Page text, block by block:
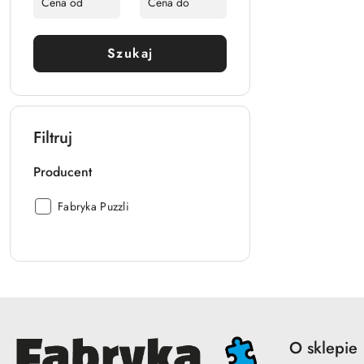
Szukaj
Filtruj
Producent
Producent:
Fabryka Puzzli
O sklepie